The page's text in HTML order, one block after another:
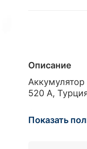
Описание
520 А,
175, 15 кг.,
Показать